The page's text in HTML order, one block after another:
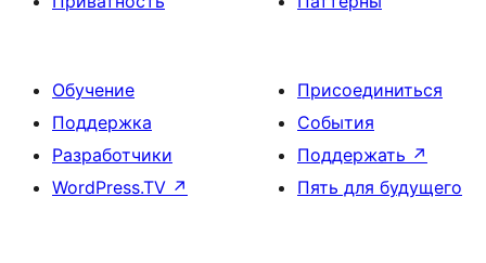
Обучение
Поддержка
Разработчики
WordPress.TV ↗
Присоединиться
События
Поддержать ↗
Пять для будущего